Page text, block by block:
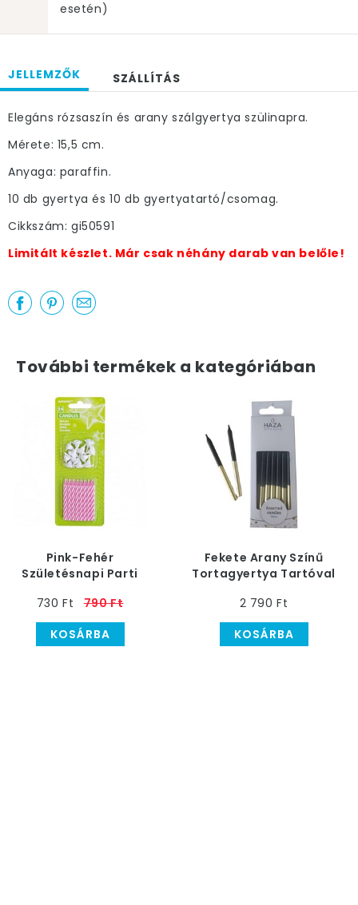
esetén)
JELLEMZŐK SZÁLLÍTÁS
Elegáns rózsaszín és arany szálgyertya szülinapra.
Mérete: 15,5 cm.
Anyaga: paraffin.
10 db gyertya és 10 db gyertyatartó/csomag.
Cikkszám: gi50591
Limitált készlet. Már csak néhány darab van belőle!
További termékek a kategóriában
Pink-Fehér
Születésnapi Parti
db Talppal
730 Ft
790 Ft
KOSÁRBA
Fekete Arany Színű
Tortagyertya Tartóval
2 790 Ft
KOSÁRBA